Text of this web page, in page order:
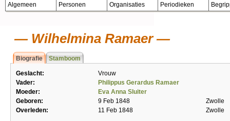
Algemeen Personen Organisaties Periodieken
Wilhelmina Ramaer
Biografie Stamboom
Geslacht:
Vrouw
Vader:
Philippus Gerardus Ramaer
Moeder:
Eva Anna Sluiter
Geboren:
9 Feb 1848
Zwolle
Overleden:
11 Feb 1848 Zwolle